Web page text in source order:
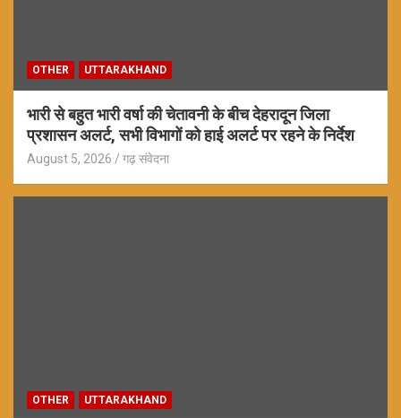
OTHER UTTARAKHAND
भारी से बहुत भारी वर्षा की चेतावनी के बीच देहरादून जिला
प्रशासन अलर्ट, सभी विभागों को हाई अलर्ट पर रहने के निर्देश
August 5, 2026 गढ़ संवेदना
OTHER UTTARAKHAND